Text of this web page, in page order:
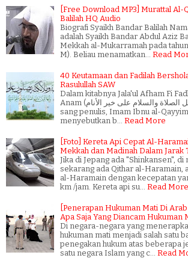
[Free Download MP3] Murattal Al-
Balilah HQ Audio
Biografi Syaikh Bandar Balilah
adalah Syaikh Bandar Abdul Aziz
Mekkah al-Mukarramah pada
M). Beliau menamatkan…
Read
40 Keutamaan dan Fadilah
Rasulullah SAW
Dalam kitabnya Jala'ul Afham Fi
Anam (جلاء الأفهام في فضل الصلاة والسلام على خير الأنام),
sang penulis, Imam Ibnu al-
menyebutkan b…
Read More
[Foto] Kereta Api Cepat Al-
Mekkah dan Madinah Dalam Jarak
Jika di Jepang ada "Shinkansen", di
sekarang ada Qithar al-Haramain,
al-Haramain dengan kecepatan
km /jam. Kereta api su…
Read More
[Penerapan Hukuman Mati Di
Apa Saja Yang Diancam Hukuman
Di negara-negara yang
hukuman mati menjadi salah satu
penegakan hukum atas beberapa
satu negara Islam yang c…
Read